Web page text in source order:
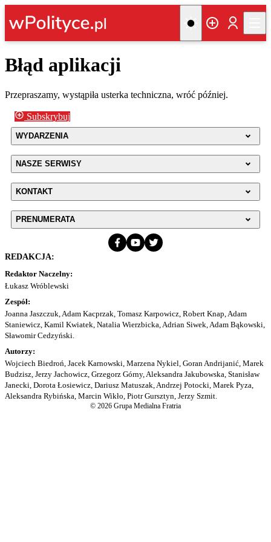
Błąd aplikacji
Przepraszamy, wystąpiła usterka techniczna, wróć później.
Subskrybuj
WYDARZENIA
NASZE SERWISY
KONTAKT
PRENUMERATA
REDAKCJA:
Redaktor Naczelny:
Łukasz Wróblewski
Zespół:
Joanna Jaszczuk, Adam Kacprzak, Tomasz Karpowicz, Robert Knap, Adam
Staniewicz, Kamil Kwiatek, Natalia Wierzbicka, Adrian Siwek, Adam Bąkowski,
Sławomir Cedzyński.
Autorzy:
Wojciech Biedroń, Jacek Karnowski, Marzena Nykiel, Goran Andrijanić, Marek
Budzisz, Jerzy Jachowicz, Grzegorz Górny, Aleksandra Jakubowska, Stanisław
Janecki, Dorota Łosiewicz, Dariusz Matuszak, Andrzej Potocki, Marek Pyza,
Aleksandra Rybińska, Marcin Wikło, Piotr Gursztyn, Jerzy Szmit.
© 2026 Grupa Medialna Fratria